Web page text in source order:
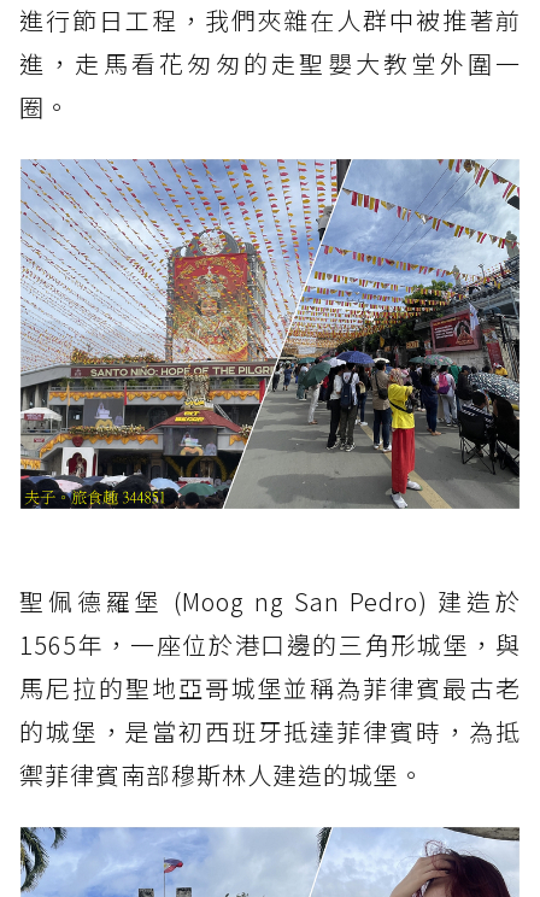
進行節日工程，我們夾雜在人群中被推著前
進，走馬看花匆匆的走聖嬰大教堂外圍一
圈。
聖佩德羅堡 (Moog ng San Pedro) 建造於
1565年，一座位於港口邊的三角形城堡，與
馬尼拉的聖地亞哥城堡並稱為菲律賓最古老
的城堡，是當初西班牙抵達菲律賓時，為抵
禦菲律賓南部穆斯林人建造的城堡。